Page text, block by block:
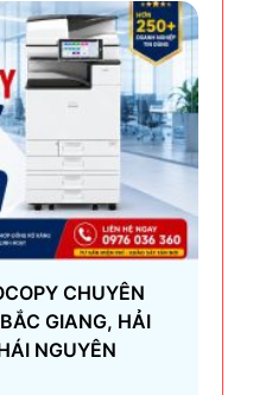
CHUYÊN
GIANG, HẢI
NGUYÊN